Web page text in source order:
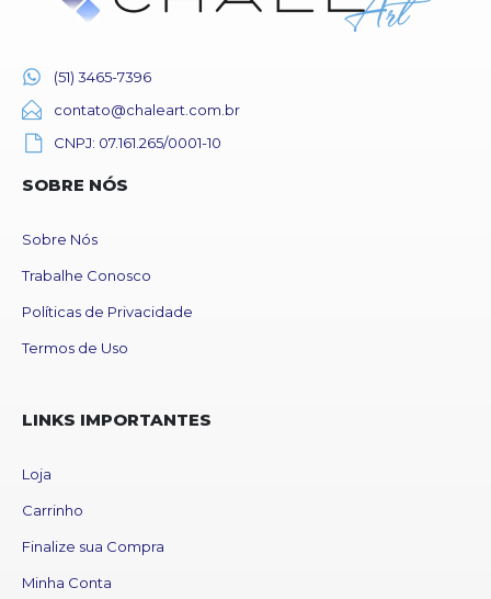
(51) 3465-7396
contato@chaleart.com.br
CNPJ: 07.161.265/0001-10
SOBRE NÓS
Sobre Nós
Trabalhe Conosco
Políticas de Privacidade
Termos de Uso
LINKS IMPORTANTES
Loja
Carrinho
Finalize sua Compra
Minha Conta